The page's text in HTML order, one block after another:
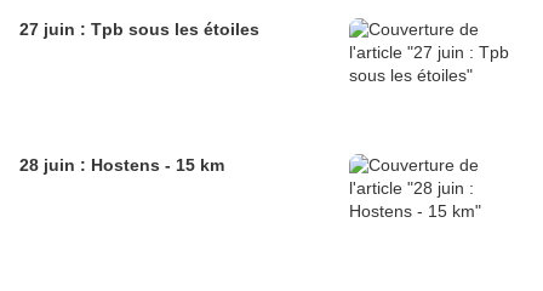
27 juin : Tpb sous les étoiles
28 juin : Hostens - 15 km